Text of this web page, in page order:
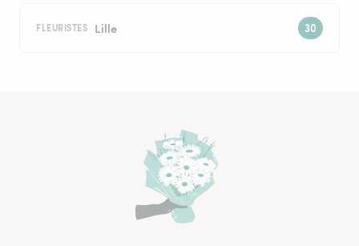
FLEURISTES Lille